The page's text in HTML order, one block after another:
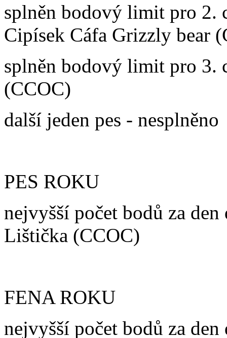
splněn bodový limit pro 2.
Cipísek Cáfa Grizzly bear
splněn bodový limit pro 3.
(CCOC)
další jeden pes - nesplněno
PES ROKU
nejvyšší počet bodů za
Lištička (CCOC)
FENA ROKU
nejvyšší počet bodů za